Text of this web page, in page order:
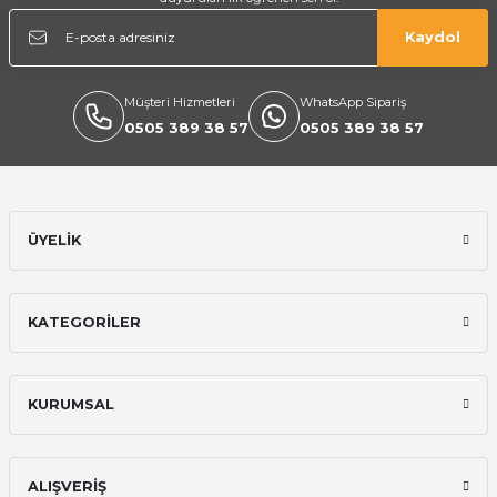
Kaydol
Müşteri Hizmetleri
0505 389 38 57
WhatsApp Sipariş
0505 389 38 57
ÜYELİK
KATEGORİLER
KURUMSAL
ALIŞVERİŞ